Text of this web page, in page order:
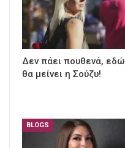
Δεν πάει πουθενά, εδώ
θα μείνει η Σούζυ!
BLOGS